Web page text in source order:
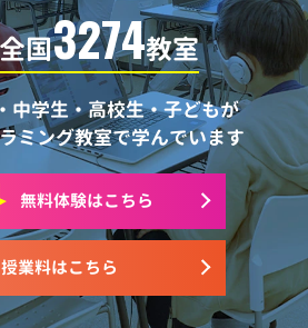
国3274教室
中学生・高校生・子どもが
ミング教室で学んでいます
授業料はこちら
無料体験はこちら